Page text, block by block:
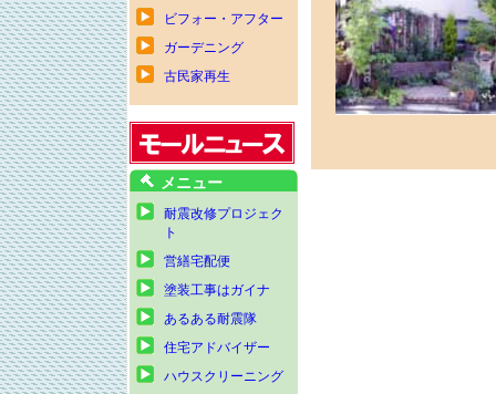
ビフォー・アフター
ガーデニング
古民家再生
メニュー
耐震改修プロジェク
ト
営繕宅配便
塗装工事はガイナ
あるある耐震隊
住宅アドバイザー
ハウスクリーニング